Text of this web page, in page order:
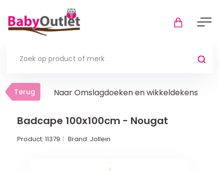
Terug
Thuis
In de box
Terug Naar Omslagdoeken en wikkeldekens
Badcape 100x100cm - Nougat
Product: 11379 Brand: Jollein